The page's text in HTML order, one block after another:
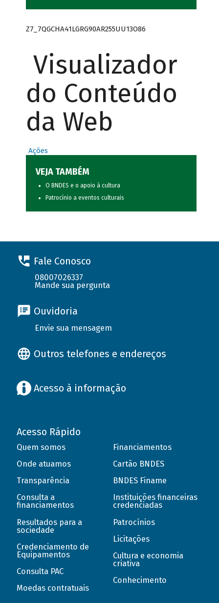
Z7_7QGCHA41LGRG90AR255UU13O86
Visualizador
do Conteúdo
da Web
Ações
VEJA TAMBÉM
O BNDES e o apoio à cultura
Patrocínio a eventos culturais
Fale Conosco
08007026337
Mande sua pergunta
Ouvidoria
Envie sua mensagem
Outros telefones e endereços
Acesso à informação
Acesso Rápido
Quem somos
Onde atuamos
Transparência
Consulta a
financiamentos
Resultados para a
sociedade
Credenciamento de
Equipamentos
Consulta PAC
Moedas contratuais
Financiamentos
Cartão BNDES
BNDES Finame
Instituições financeiras
credenciadas
Patrocínios
Licitações
Cultura e economia
criativa
Conhecimento